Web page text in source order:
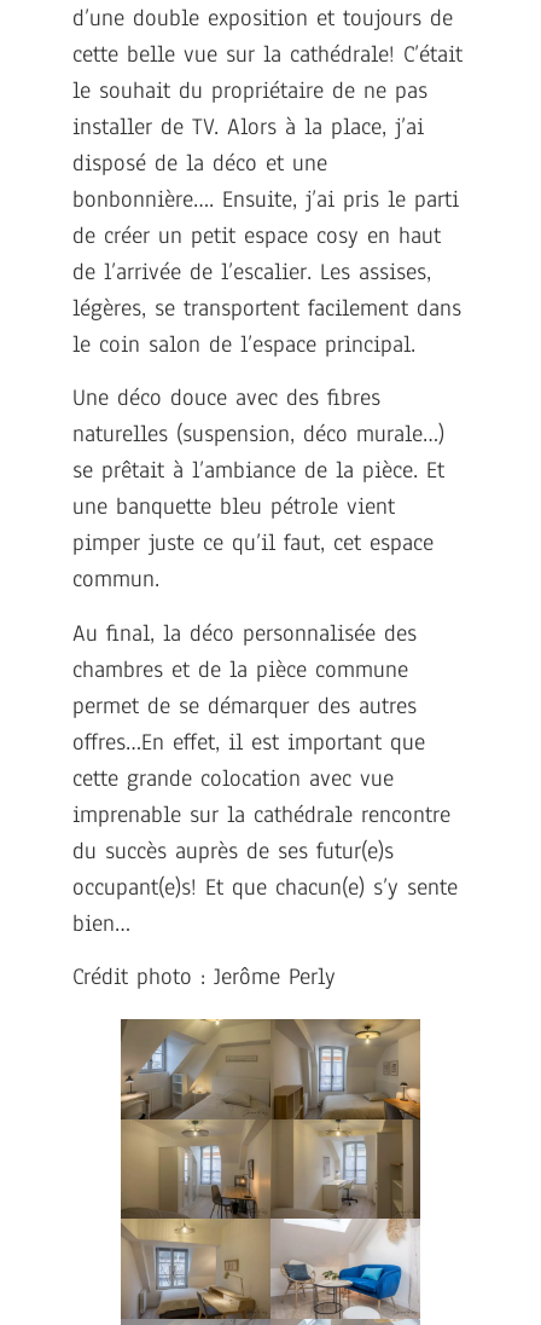
d’une double exposition et toujours de
cette belle vue sur la cathédrale! C’était
le souhait du propriétaire de ne pas
installer de TV. Alors à la place, j’ai
disposé de la déco et une
bonbonnière…. Ensuite, j’ai pris le parti
de créer un petit espace cosy en haut
de l’arrivée de l’escalier. Les assises,
légères, se transportent facilement dans
le coin salon de l’espace principal.
Une déco douce avec des fibres
naturelles (suspension, déco murale…)
se prêtait à l’ambiance de la pièce. Et
une banquette bleu pétrole vient
pimper juste ce qu’il faut, cet espace
commun.
Au final, la déco personnalisée des
chambres et de la pièce commune
permet de se démarquer des autres
offres…En effet, il est important que
cette grande colocation avec vue
imprenable sur la cathédrale rencontre
du succès auprès de ses futur(e)s
occupant(e)s! Et que chacun(e) s’y sente
bien…
Crédit photo : Jerôme Perly